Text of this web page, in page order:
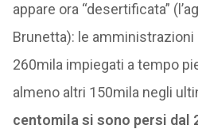
appare ora “desertificata”
Brunetta): le
260mila impiegati a tempo
almeno altri 150mila negli
centomila si sono persi dal